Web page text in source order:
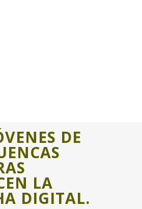
DE
LA
DIGITAL.